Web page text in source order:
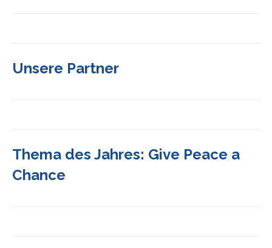
Unsere Partner
Thema des Jahres: Give Peace a
Chance